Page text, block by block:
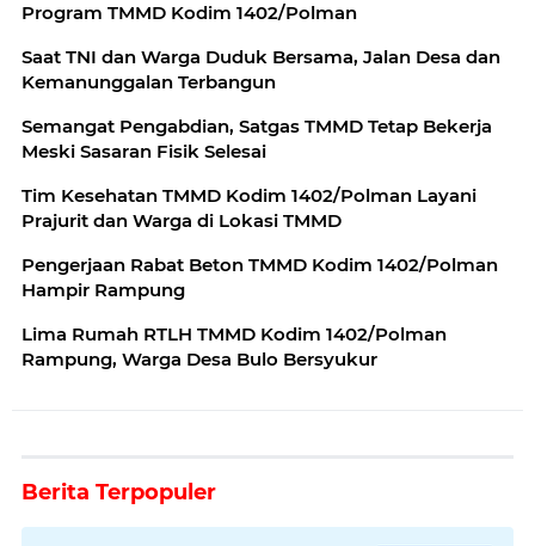
Program TMMD Kodim 1402/Polman
Saat TNI dan Warga Duduk Bersama, Jalan Desa dan
Kemanunggalan Terbangun
Semangat Pengabdian, Satgas TMMD Tetap Bekerja
Meski Sasaran Fisik Selesai
Tim Kesehatan TMMD Kodim 1402/Polman Layani
Prajurit dan Warga di Lokasi TMMD
Pengerjaan Rabat Beton TMMD Kodim 1402/Polman
Hampir Rampung
Lima Rumah RTLH TMMD Kodim 1402/Polman
Rampung, Warga Desa Bulo Bersyukur
Berita Terpopuler